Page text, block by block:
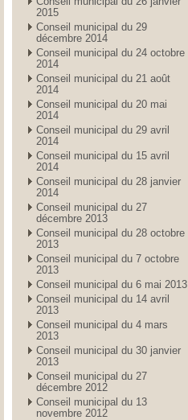
2015
Conseil municipal du 29
décembre 2014
Conseil municipal du 24 octobre
2014
Conseil municipal du 21 août
2014
Conseil municipal du 20 mai
2014
Conseil municipal du 29 avril
2014
Conseil municipal du 15 avril
2014
Conseil municipal du 28 janvier
2014
Conseil municipal du 27
décembre 2013
Conseil municipal du 28 octobre
2013
Conseil municipal du 7 octobre
2013
Conseil municipal du 6 mai 2013
Conseil municipal du 14 avril
2013
Conseil municipal du 4 mars
2013
Conseil municipal du 30 janvier
2013
Conseil municipal du 27
décembre 2012
Conseil municipal du 13
novembre 2012